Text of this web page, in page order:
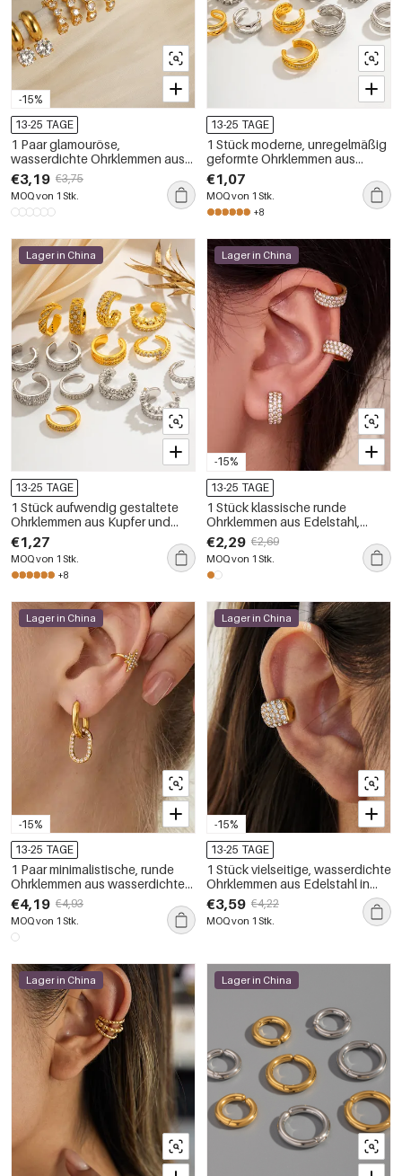
-15%
13-25 TAGE
1 Paar glamouröse,
wasserdichte Ohrklemmen aus
Edelstahl in Goldfarbe mit
Zirkonia für Damen
€3,19 €3,75
MOQ von 1 Stk.
13-25 TAGE
1 Stück moderne, unregelmäßig
geformte Ohrklemmen aus
Kupfer mit Zirkonia für Damen
€1,07
MOQ von 1 Stk.
+8
Lager in China
13-25 TAGE
1 Stück aufwendig gestaltete
Ohrklemmen aus Kupfer und
Zirkonia für Damen
€1,27
MOQ von 1 Stk.
+8
-15%
Lager in China
13-25 TAGE
1 Stück klassische runde
Ohrklemmen aus Edelstahl,
wasserdicht, goldfarben, mit
Zirkonia besetzt
€2,29 €2,69
MOQ von 1 Stk.
-15%
Lager in China
13-25 TAGE
1 Paar minimalistische, runde
Ohrklemmen aus wasserdichtem
Edelstahl in Goldfarbe mit
Zirkonia für Damen
€4,19 €4,93
MOQ von 1 Stk.
-15%
Lager in China
13-25 TAGE
1 Stück vielseitige, wasserdichte
Ohrklemmen aus Edelstahl in
Goldfarbe mit Zirkonia für
Damen
€3,59 €4,22
MOQ von 1 Stk.
Lager in China Lager in China